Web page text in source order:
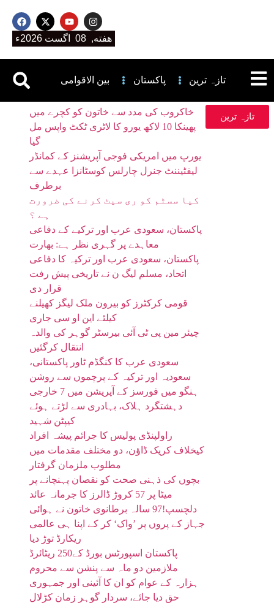
هفته, 08 اگست 2026ء
بین الاقوامی پاکستان تازہ ترین
تازہ ترین
خاکروب کی مدد سے خاتون کو کچرے میں
پھینکا 10 لاکھ یورو کا لاٹری ٹکٹ واپس مل
گیا
یورپ میں امریکی فوجی آپریشنز کے کمانڈر
لیفٹیننٹ جنرل چارلس کوسٹانزا عہدے سے
برطرف
کیا سسٹم کو ری سیٹ کرنے کی ضرورت
ہے ؟
پاکستان، سعودی عرب اور ترکیے کے دفاعی
معاہدے پر گہری نظر ہے: بھارت
پاکستان، سعودی عرب اور ترکیہ کا دفاعی
اتحاد، مسلم لیگ ن نے تاریخی پیش رفت
قرار دی
قومی کرکٹرز کو بیرون ملک لیگز کھیلنے
کیلئے این او سی جاری
چیئر مین پی ٹی آئی بیرسٹر گوہر کی والدہ
انتقال کرگئیں
سعودی عرب کا کنگڈم ٹاور پاکستانی،
سعودیہ اور ترکیہ کے پرچموں سے روشن
ہنگو میں فورسز کے آپریشن میں 7 خارجی
دہشتگرد ہلاک، بہادری سے لڑتے ہوئے
کیپٹن شہید
راولپنڈی پولیس کا جرائم پیشہ افراد
کیخلاف کریک ڈاؤن، دو مختلف مقدمات میں
مطلوب ملزمان گرفتار
بچوں کی ذہنی صحت کو نقصان پہنچانے پر
میٹا پر 57 کروڑ ڈالرز کا جرمانہ عائد
دلچسپ!97 سالہ برطانوی خاتون نے ہوائی
جہاز کے پروں پر ’واک‘ کر کے اپنا ہی عالمی
ریکارڈ توڑ دیا
پاکستان اسپورٹس بورڈ کے250 ریٹائرڈ
ملازمین دو ماہ سے پنشن سے محروم
ہزارہ کے عوام کو ان کا آئینی اور جمہوری
حق دیا جائے، سردار گوہر زمان کڑلال